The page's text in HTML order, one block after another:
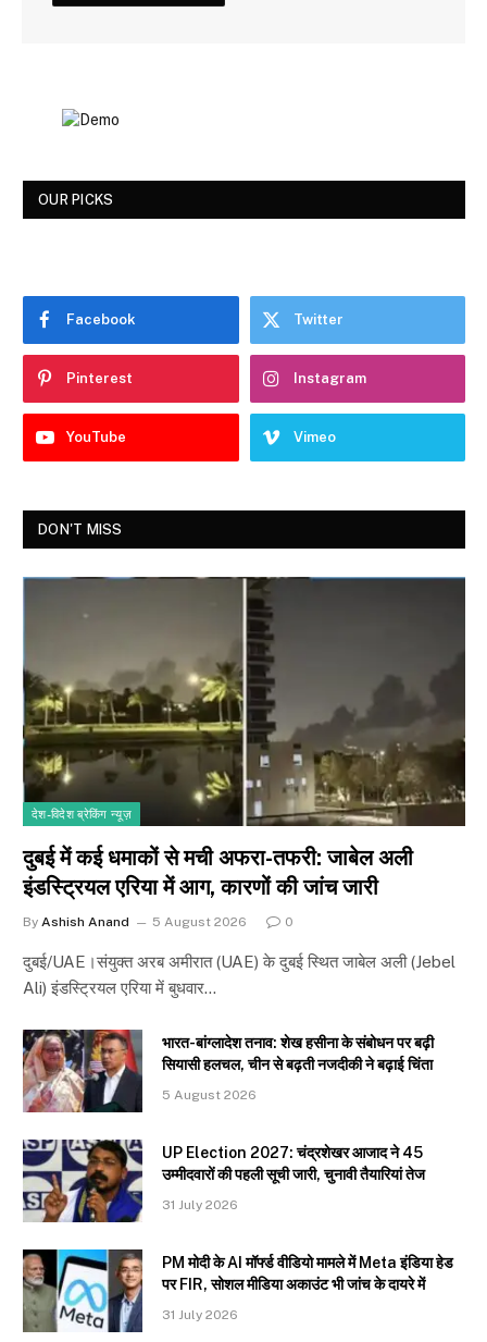
OUR PICKS
Facebook Twitter
Pinterest Instagram
YouTube Vimeo
DON'T MISS
देश-विदेश ब्रेकिंग न्यूज़
दुबई में कई धमाकों से मची अफरा-तफरी: जाबेल अली
इंडस्ट्रियल एरिया में आग, कारणों की जांच जारी
By Ashish Anand 5 August 2026 0
दुबई/UAE।संयुक्त अरब अमीरात (UAE) के दुबई स्थित जाबेल अली (Jebel
Ali) इंडस्ट्रियल एरिया में बुधवार…
भारत-बांग्लादेश तनाव: शेख हसीना के संबोधन पर बढ़ी
सियासी हलचल, चीन से बढ़ती नजदीकी ने बढ़ाई चिंता
5 August 2026
UP Election 2027: चंद्रशेखर आजाद ने 45
उम्मीदवारों की पहली सूची जारी, चुनावी तैयारियां तेज
31 July 2026
PM मोदी के AI मॉर्फ्ड वीडियो मामले में Meta इंडिया हेड
पर FIR, सोशल मीडिया अकाउंट भी जांच के दायरे में
31 July 2026